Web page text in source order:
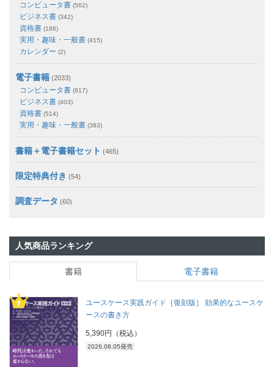
コンピュータ書 (562)
ビジネス書 (342)
資格書 (186)
実用・趣味・一般書 (415)
カレンダー (2)
電子書籍 (2033)
コンピュータ書 (817)
ビジネス書 (403)
資格書 (514)
実用・趣味・一般書 (383)
書籍＋電子書籍セット (465)
限定特典付き (54)
調査データ (60)
人気商品ランキング
書籍 電子書籍
ユースケース実践ガイド［復刻版］ 効果的なユースケ
ースの書き方
5,390円（税込）
2026.08.05発売